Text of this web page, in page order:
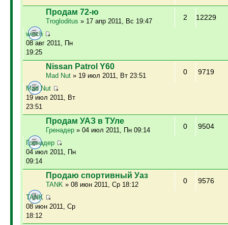
Продам 72-ю
Trogloditus » 17 апр 2011, Вс 19:47 2 12229
winch
08 авг 2011, Пн
19:25
Nissan Patrol Y60
Mad Nut» 19 июл 2011, Вт 23:51 0 9719
Mad Nut
19 июл 2011, Вт
23:51
Продам УАЗ в ТУле
Гренадер» 04 июл 2011, Пн 09:14 0 9504
Гренадер
04 июл 2011, Пн
09:14
Продаю спортивный Уаз
TANK» 08 июн 2011, Ср 18:12 0 9576
TANK
08 июн 2011, Ср
18:12